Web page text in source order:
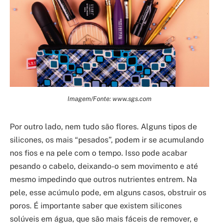
Imagem/Fonte: www.sgs.com
Por outro lado, nem tudo são flores. Alguns tipos de
silicones, os mais “pesados”, podem ir se acumulando
nos fios e na pele com o tempo. Isso pode acabar
pesando o cabelo, deixando-o sem movimento e até
mesmo impedindo que outros nutrientes entrem. Na
pele, esse acúmulo pode, em alguns casos, obstruir os
poros. É importante saber que existem silicones
solúveis em água, que são mais fáceis de remover, e